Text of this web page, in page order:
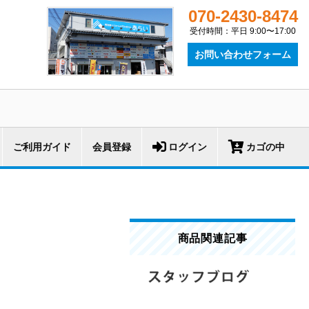
070-2430-8474
受付時間：平日 9:00〜17:00
お問い合わせフォーム
ご利用ガイド 会員登録 ログイン カゴの中
商品関連記事